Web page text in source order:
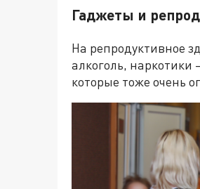
Гаджеты и
На репродуктивное
алкоголь,
которые тоже очень